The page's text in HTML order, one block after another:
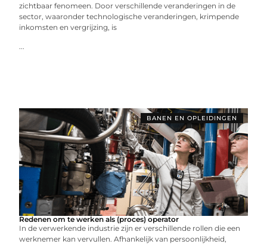
zichtbaar fenomeen. Door verschillende veranderingen in de
sector, waaronder technologische veranderingen, krimpende
inkomsten en vergrijzing, is
...
BANEN EN OPLEIDINGEN
Redenen om te werken als (proces) operator
In de verwerkende industrie zijn er verschillende rollen die een
werknemer kan vervullen. Afhankelijk van persoonlijkheid,